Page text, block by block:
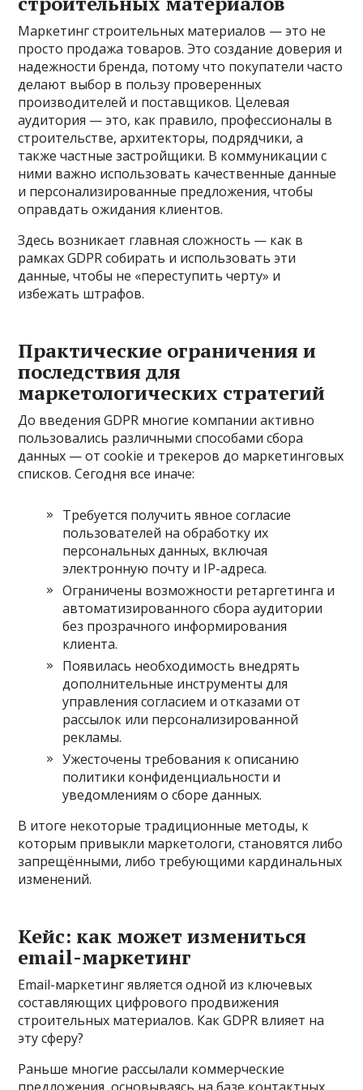
Маркетинг строительных материалов — это не
просто продажа товаров. Это создание доверия и
надежности бренда, потому что покупатели часто
делают выбор в пользу проверенных
производителей и поставщиков. Целевая
аудитория — это, как правило, профессионалы в
строительстве, архитекторы, подрядчики, а
также частные застройщики. В коммуникации с
ними важно использовать качественные данные
и персонализированные предложения, чтобы
оправдать ожидания клиентов.
Здесь возникает главная сложность — как в
рамках GDPR собирать и использовать эти
данные, чтобы не «переступить черту» и
избежать штрафов.
Практические ограничения и
последствия для
маркетологических стратегий
До введения GDPR многие компании активно
пользовались различными способами сбора
данных — от cookie и трекеров до маркетинговых
списков. Сегодня все иначе:
Требуется получить явное согласие
пользователей на обработку их
персональных данных, включая
электронную почту и IP-адреса.
Ограничены возможности ретаргетинга и
автоматизированного сбора аудитории
без прозрачного информирования
клиента.
Появилась необходимость внедрять
дополнительные инструменты для
управления согласием и отказами от
рассылок или персонализированной
рекламы.
Ужесточены требования к описанию
политики конфиденциальности и
уведомлениям о сборе данных.
В итоге некоторые традиционные методы, к
которым привыкли маркетологи, становятся либо
запрещёнными, либо требующими кардинальных
изменений.
Кейс: как может измениться
email-маркетинг
Email-маркетинг является одной из ключевых
составляющих цифрового продвижения
строительных материалов. Как GDPR влияет на
эту сферу?
Раньше многие рассылали коммерческие